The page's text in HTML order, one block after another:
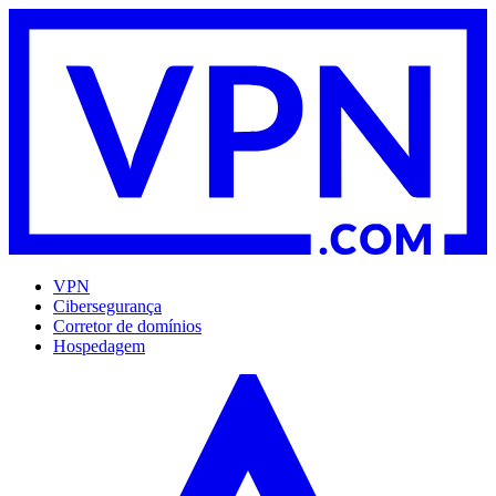
VPN
Cibersegurança
Corretor de domínios
Hospedagem